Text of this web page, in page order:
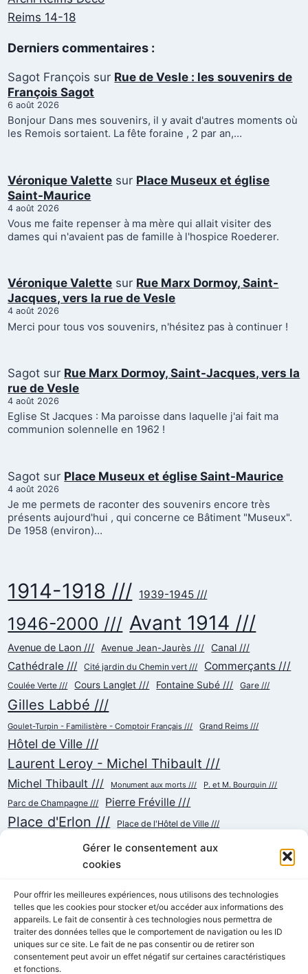
Gérer le consentement aux
cookies
Pour offrir les meilleures expériences, nous utilisons des technologies
telles que les cookies pour stocker et/ou accéder aux informations des
appareils. Le fait de consentir à ces technologies nous permettra de
traiter des données telles que le comportement de navigation ou les ID
uniques sur ce site. Le fait de ne pas consentir ou de retirer son
consentement peut avoir un effet négatif sur certaines caractéristiques
et fonctions.
Reims 14-18
Derniers commentaires :
Sagot François sur Rue de Vesle : les souvenirs de
François Sagot
6 août 2026
Bonjour Dans mes souvenirs, il y avait d'autres moments où
les Remois sortaient. La fête foraine , 2 par an,…
Véronique Valette sur Place Museux et église
Saint-Maurice
4 août 2026
Vous me faite repenser à ma mère qui allait visiter des
dames qui n'avaient pas de famille à l'hospice Roederer.
Véronique Valette sur Rue Marx Dormoy, Saint-
Jacques, vers la rue de Vesle
4 août 2026
Merci pour tous vos souvenirs, n'hésitez pas à continuer !
Sagot sur Rue Marx Dormoy, Saint-Jacques, vers la
rue de Vesle
4 août 2026
Eglise St Jacques : Ma paroisse dans laquelle j'ai fait ma
communion solennelle en 1962 !
Sagot sur Place Museux et église Saint-Maurice
4 août 2026
Je me permets de raconter des souvenirs encore très
présents aujourd'hui , qui concerne ce Bâtiment "Museux".
De 1958 (environ)…
1914-1918 /// 1939-1945 ///
1946-2000 /// Avant 1914 ///
Avenue de Laon /// Avenue Jean-Jaurès /// Canal ///
Cathédrale /// Cité jardin du Chemin vert /// Commerçants ///
Coulée Verte /// Cours Langlet /// Fontaine Subé /// Gare ///
Gilles Labbé ///
Goulet-Turpin - Familistère - Comptoir Français /// Grand Reims ///
Hôtel de Ville ///
Laurent Leroy - Michel Thibault ///
Michel Thibault /// Monument aux morts /// P. et M. Bourquin ///
Parc de Champagne /// Pierre Fréville ///
Place d'Erlon /// Place de l'Hôtel de Ville ///
Place de la République /// Place du Cardinal Luçon ///
Place du Forum/des Marchés ///
Rue Buirette /// Rue Carnot /// Rue Chanzy /// Rue Colbert ///
Rue Cérès /// Rue de l'Etape /// Rue de Mars /// Rue de Talleyrand ///
Rue de Vesle /// Rue Thiers /// Succursalisme /// Tramway ///
École ///